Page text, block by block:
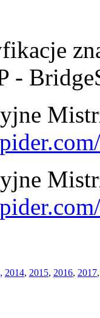
-
2014, 2015, 2016, 2017